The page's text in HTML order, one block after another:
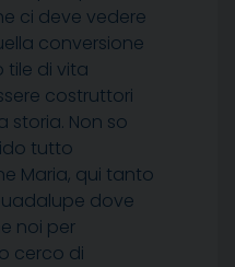
ci deve vedere
conversione
tile di vita
costruttori
storia. Non so
tutto
Maria, qui tanto
dove
noi per
cerco di